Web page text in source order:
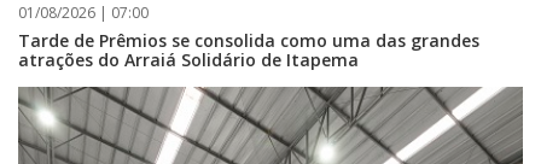
01/08/2026 | 07:00
Tarde de Prêmios se consolida como uma das grandes
atrações do Arraiá Solidário de Itapema